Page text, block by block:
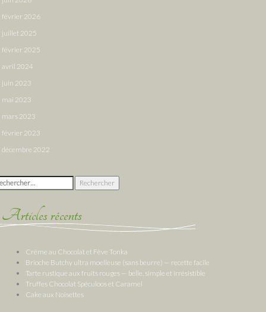
février 2026
juillet 2025
février 2025
avril 2024
juin 2023
mai 2023
mars 2023
février 2023
décembre 2022
:
Articles récents
Crème au Chocolat et Fève Tonka
Brioche Butchy ultra moelleuse (sans beurre) — recette facile
Tarte rustique aux fruits rouges — belle, simple et irrésistible
Truffes Chocolat Spéculoos et Caramel
Cake aux Noisettes